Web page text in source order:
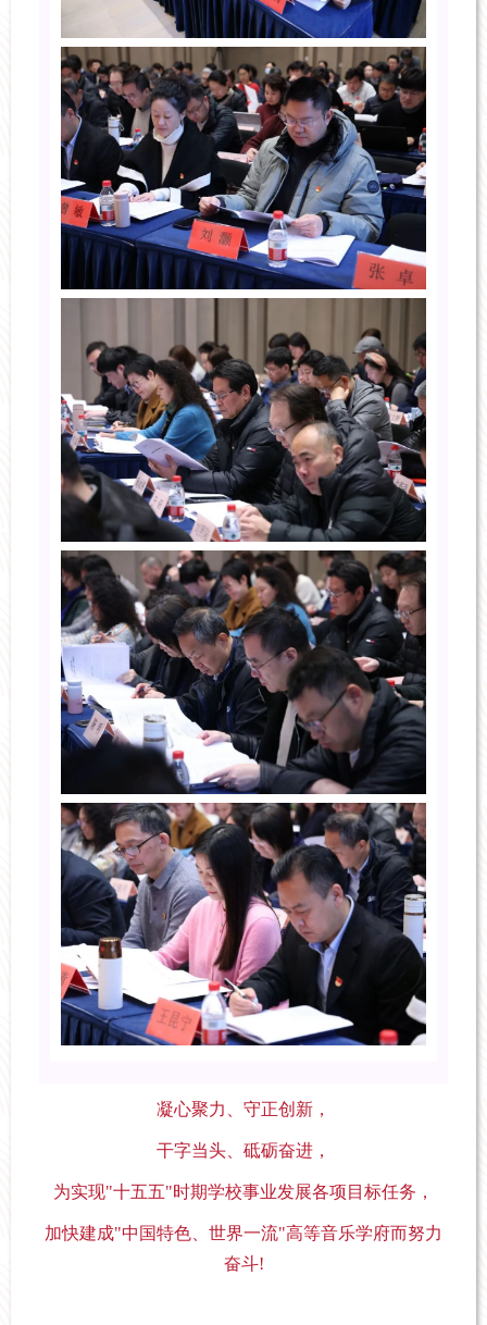
凝心聚力、守正创新，
干字当头、砥砺奋进，
为实现"十五五"时期学校事业发展各项目标任务，
加快建成"中国特色、世界一流"高等音乐学府而努力
奋斗!